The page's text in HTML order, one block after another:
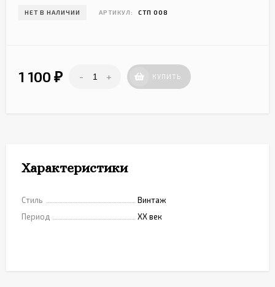
НЕТ В НАЛИЧИИ АРТИКУЛ: СТП 008
1 100 ₽ - + КУПИТЬ
Характеристики
Стиль
Винтаж
Период
XX век